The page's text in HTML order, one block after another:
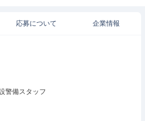
応募について 企業情報
警備スタッフ